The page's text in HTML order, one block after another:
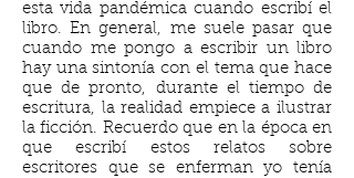
esta vida pandémica cuando escribí el
libro. En general, me suele pasar que
cuando me pongo a escribir un libro
hay una sintonía con el tema que hace
que de pronto, durante el tiempo de
escritura, la realidad empiece a ilustrar
la ficción. Recuerdo que en la época en
que escribí estos relatos sobre
escritores que se enferman yo tenía